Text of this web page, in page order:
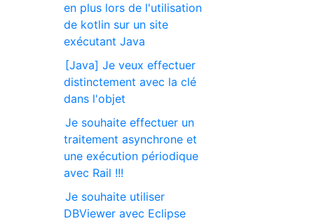
en plus lors de l'utilisation
de kotlin sur un site
exécutant Java
[Java] Je veux effectuer
distinctement avec la clé
dans l'objet
Je souhaite effectuer un
traitement asynchrone et
une exécution périodique
avec Rail !!!
Je souhaite utiliser
DBViewer avec Eclipse